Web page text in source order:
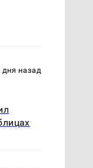
дня назад